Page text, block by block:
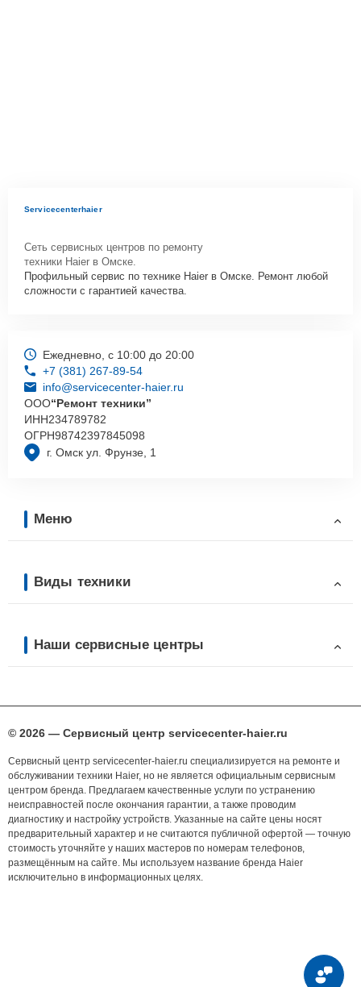
Servicecenterhaier
Сеть сервисных центров по ремонту
техники Haier в Омске.
Профильный сервис по технике Haier в Омске. Ремонт любой
сложности с гарантией качества.
г. Омск ул. Фрунзе, 1
Ежедневно, с 10:00 до 20:00
+7 (381) 267-89-54
info@servicecenter-haier.ru
ООО“Ремонт техники”
ИНН234789782
ОГРН98742397845098
Меню
Виды техники
Наши сервисные центры
© 2026 — Сервисный центр servicecenter-haier.ru
Сервисный центр servicecenter-haier.ru специализируется на ремонте и
обслуживании техники Haier, но не является официальным сервисным
центром бренда. Предлагаем качественные услуги по устранению
неисправностей после окончания гарантии, а также проводим
диагностику и настройку устройств. Указанные на сайте цены носят
предварительный характер и не считаются публичной офертой — точную
стоимость уточняйте у наших мастеров по номерам телефонов,
размещённым на сайте. Мы используем название бренда Haier
исключительно в информационных целях.